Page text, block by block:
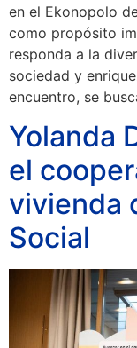
en el Ekonopolo
como propósito
responda a la
sociedad y
encuentro, se
Yolanda
el
vivienda
Social